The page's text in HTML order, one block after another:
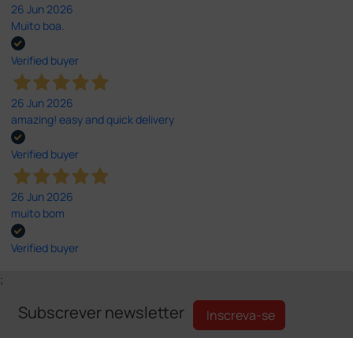
26 Jun 2026
Muito boa.
Verified buyer
26 Jun 2026
amazing! easy and quick delivery
Verified buyer
26 Jun 2026
muito bom
Verified buyer
;
Subscrever newsletter Inscreva-se